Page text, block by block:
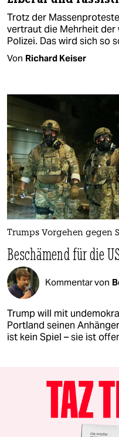
Trotz der
vertraut die Mehrheit der
Polizei. Das wird sich so
Von Richard Keiser
Trumps Vorgehen gegen
Beschämend für die
Kommentar von
Trump will mit
Portland seinen
ist kein Spiel – sie ist